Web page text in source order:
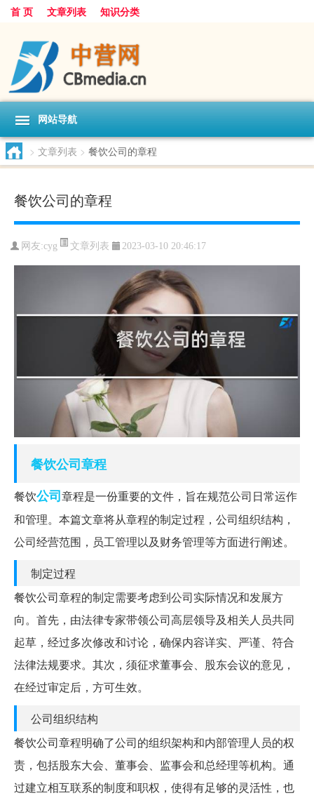
首 页 文章列表 知识分类
网站导航
> 文章列表 > 餐饮公司的章程
餐饮公司的章程
网友:cyg 文章列表 2023-03-10 20:46:17
餐饮公司章程
餐饮公司章程是一份重要的文件，旨在规范公司日常运作
和管理。本篇文章将从章程的制定过程，公司组织结构，
公司经营范围，员工管理以及财务管理等方面进行阐述。
制定过程
餐饮公司章程的制定需要考虑到公司实际情况和发展方
向。首先，由法律专家带领公司高层领导及相关人员共同
起草，经过多次修改和讨论，确保内容详实、严谨、符合
法律法规要求。其次，须征求董事会、股东会议的意见，
在经过审定后，方可生效。
公司组织结构
餐饮公司章程明确了公司的组织架构和内部管理人员的权
责，包括股东大会、董事会、监事会和总经理等机构。通
过建立相互联系的制度和职权，使得有足够的灵活性，也